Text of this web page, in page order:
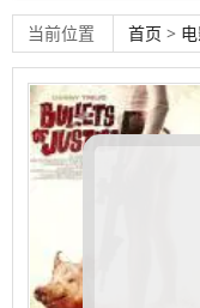
当前位置 首页 >